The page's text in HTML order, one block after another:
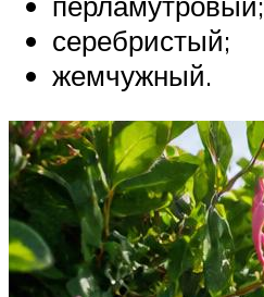
серебристый;
жемчужный.